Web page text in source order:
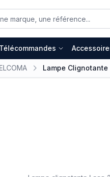
Télécommandes
Lampe Clignotante